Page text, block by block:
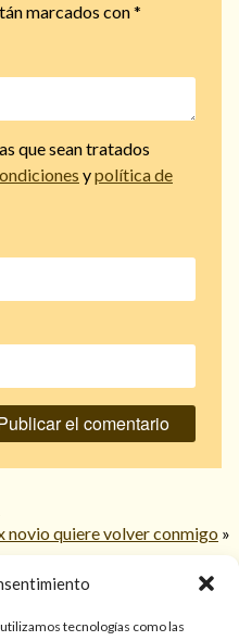
tecnologías como las
marcados con*
que sean tratados
ypolítica de
novio quiere volver conmigo »